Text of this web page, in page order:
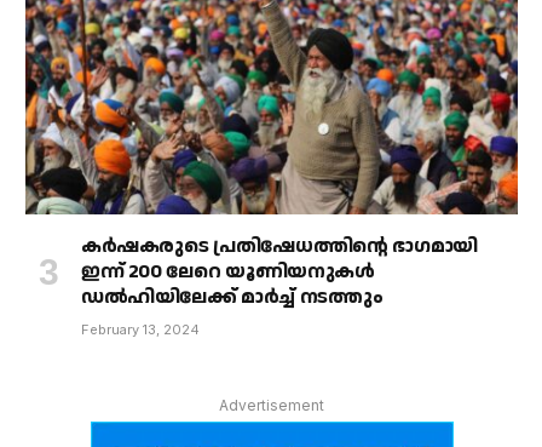
കർഷകരുടെ പ്രതിഷേധത്തിൻ്റെ ഭാഗമായി
ഇന്ന് 200 ലേറെ യൂണിയനുകൾ
ഡൽഹിയിലേക്ക് മാർച്ച് നടത്തും
February 13, 2024
Advertisement